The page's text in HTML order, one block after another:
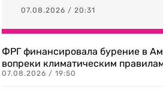
07.08.2026 / 20:31
ФРГ финансировала бурение в
вопреки климатическим
07.08.2026 / 19:50